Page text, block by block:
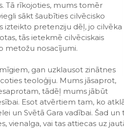
Tā rīkojoties, mums tomēr
sākt šaubīties cilvēcisko
izteikto pretenziju dēļ, jo cilvēka
tās ietekmē cilvēciskais
metožu nosacījumi.
gan uzklausot zinātnes
teoloģiju. Mums jāsaprot,
tādēļ mums jābūt
Esot atvērtiem tam, ko
un Svētā Gara vadībai. Šad
vienalga, vai tas attiecas uz